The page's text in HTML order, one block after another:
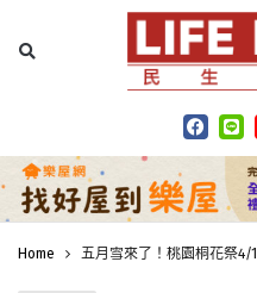
Home 五月雪來了！桃園桐花祭4/